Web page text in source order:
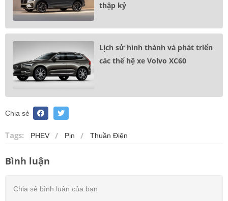
thập kỷ
Lịch sử hình thành và phát triển
các thế hệ xe Volvo XC60
Chia sẻ
Tags: PHEV Pin Thuần Điện
Bình luận